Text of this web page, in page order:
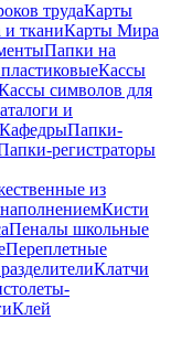
трудаКарты
и тканиКарты Мира
Папки на
Кассы
символов для
и
КафедрыПапки-
регистраторы
из
Кисти
Пеналы школьные
Переплетные
Клатчи
Клей